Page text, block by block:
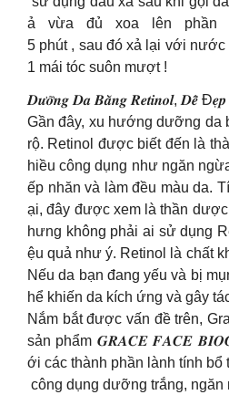
ả vừa đủ xoa lên
5 phút , sau đó xả lại với
1 mái tóc suôn mượt !
𝑫𝒖̛𝒐̛̃𝒏𝒈 𝑫𝒂 𝑩𝒂̆̀𝒏𝒈 𝑹𝒆𝒕𝒊𝒏𝒐𝒍, 𝑫𝒆̂̃
Gần đây, xu hướng dưỡng da
rộ. Retinol được biết đến là
hiều công dụng như ngăn
ếp nhăn và làm đều màu da.
ại, đây được xem là thần
hưng không phải ai sử dụng
ệu quả như ý. Retinol là chất
Nếu da bạn đang yếu và bị
hể khiến da kích ứng và gây
Nắm bắt được vấn đề trên,
sản phẩm 𝑮𝑹𝑨𝑪𝑬 𝑭𝑨𝑪𝑬
ới các thành phần lành tính bổ
công dụng dưỡng trắng,